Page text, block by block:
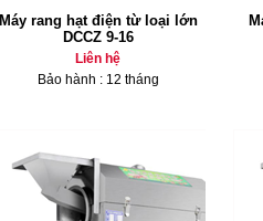
Máy rang hạt điện từ loại lớn
DCCZ 9-16
Liên hệ
Bảo hành : 12 tháng